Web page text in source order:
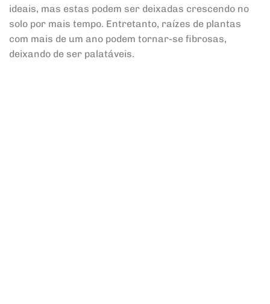
ideais, mas estas podem ser deixadas crescendo no
solo por mais tempo. Entretanto, raízes de plantas
com mais de um ano podem tornar-se fibrosas,
deixando de ser palatáveis.